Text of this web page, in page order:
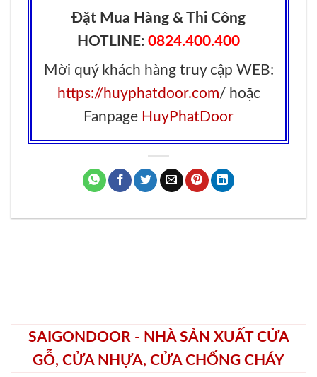
Đặt Mua Hàng & Thi Công
HOTLINE: 0824.400.400
Mời quý khách hàng truy cập WEB:
https://huyphatdoor.com/ hoặc
Fanpage HuyPhatDoor
SAIGONDOOR - NHÀ SẢN XUẤT CỬA
GỖ, CỬA NHỰA, CỬA CHỐNG CHÁY